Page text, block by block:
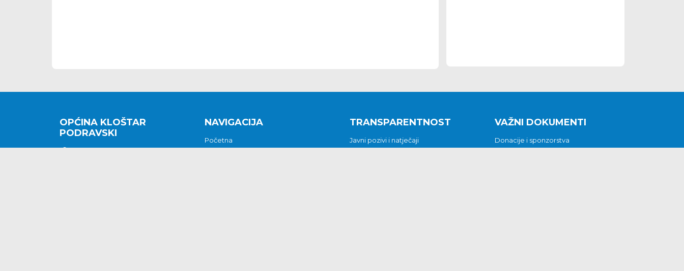
OPĆINA KLOŠTAR
PODRAVSKI
NAVIGACIJA
Početna
TRANSPARENTNOST
Javni pozivi i natječaji
VAŽNI DOKUMENTI
Donacije i sponzorstva